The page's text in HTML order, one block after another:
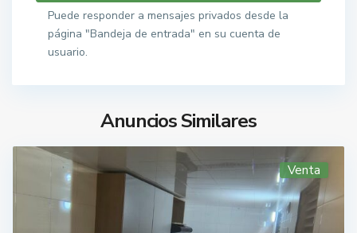
Puede responder a mensajes privados desde la
página "Bandeja de entrada" en su cuenta de
usuario.
Anuncios Similares
Venta